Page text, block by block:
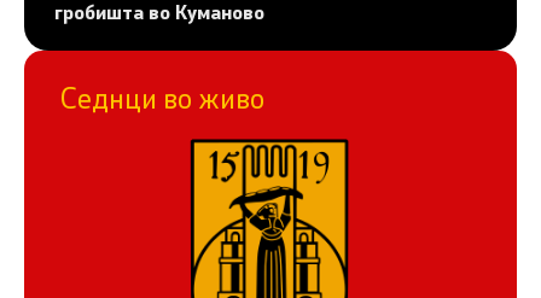
гробишта во Куманово
Седнци во живо